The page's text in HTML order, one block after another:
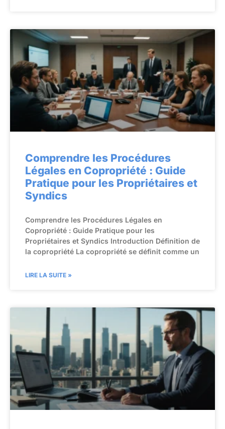
Comprendre les Procédures
Légales en Copropriété : Guide
Pratique pour les Propriétaires et
Syndics
Comprendre les Procédures Légales en
Copropriété : Guide Pratique pour les
Propriétaires et Syndics Introduction Définition de
la copropriété La copropriété se définit comme un
LIRE LA SUITE »